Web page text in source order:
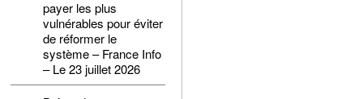
payer les plus
vulnérables pour éviter
de réformer le
système – France Info
– Le 23 juillet 2026